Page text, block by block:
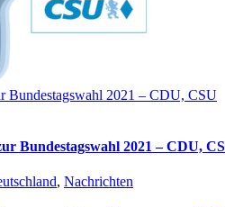
Bundestagswahl 2021 – CDU, CSU
Bundestagswahl 2021 – CDU,
, Nachrichten